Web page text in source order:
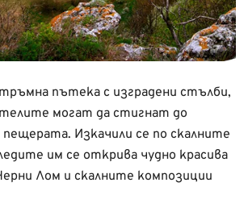
пътека с изградени стълби,
могат да стигнат до
Изкачили се по скалните
им се открива чудно красива
Лом и скалните композиции